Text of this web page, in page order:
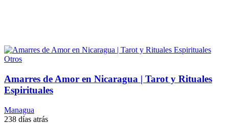
Otros
Amarres de Amor en Nicaragua | Tarot y Rituales
Espirituales
Managua
238 días atrás